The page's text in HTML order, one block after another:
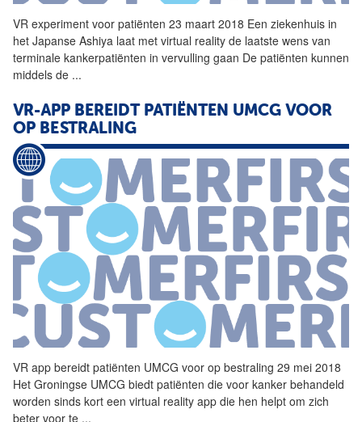
VR experiment voor patiënten 23 maart 2018 Een ziekenhuis in
het Japanse Ashiya laat met virtual reality de laatste wens van
terminale kankerpatiënten in vervulling gaan De patiënten kunnen
middels de ...
VR-APP BEREIDT PATIËNTEN UMCG VOOR
OP BESTRALING
VR app bereidt patiënten UMCG voor op bestraling 29 mei 2018
Het Groningse UMCG biedt patiënten die voor kanker behandeld
worden sinds kort een virtual reality app die hen helpt om zich
beter voor te ...